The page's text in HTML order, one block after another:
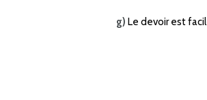
g) Le devoir est